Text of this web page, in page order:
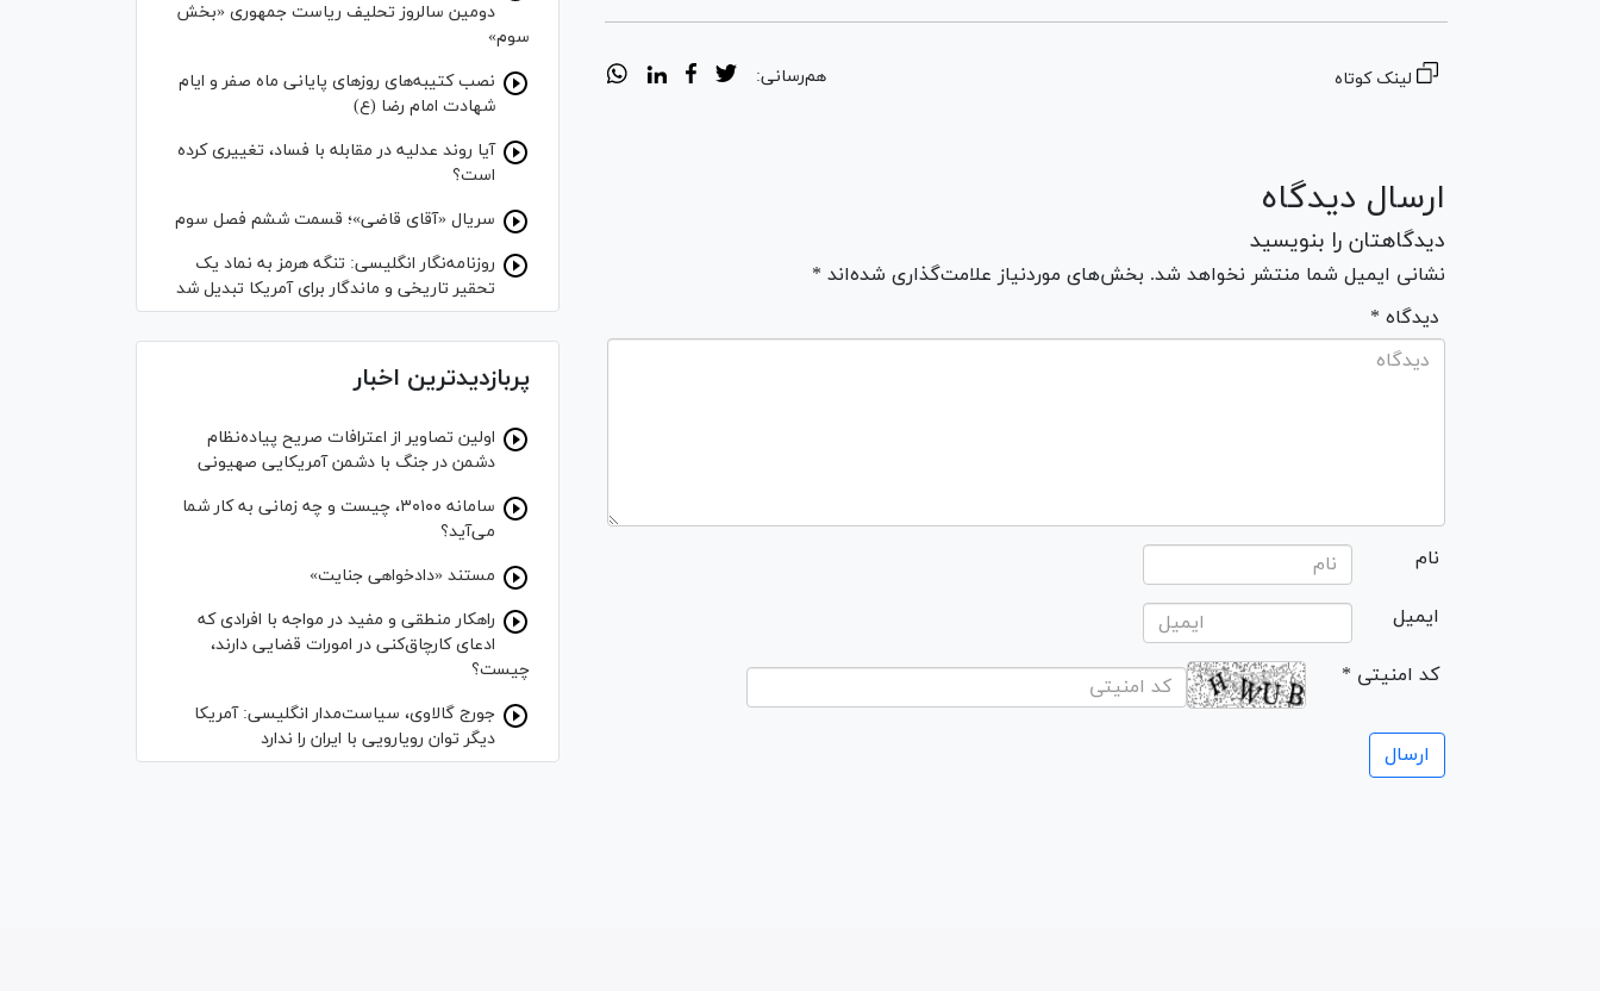
لینک کوتاه هم‌رسانی:
ارسال دیدگاه
دیدگاهتان را بنویسید
نشانی ایمیل شما منتشر نخواهد شد. بخش‌های موردنیاز علامت‌گذاری شده‌اند *
* دیدگاه
نام
ایمیل
* کد امنیتی
دومین سالروز تحلیف ریاست جمهوری «بخش
سوم»
نصب کتیبه‌های روز‌های پایانی ماه صفر و ایام
شهادت امام رضا (ع)
آیا روند عدلیه در مقابله با فساد، تغییری کرده
است؟
سریال «آقای قاضی»؛ قسمت ششم فصل سوم
روزنامه‌نگار انگلیسی: تنگه هرمز به نماد یک
تحقیر تاریخی و ماندگار برای آمریکا تبدیل شد
پربازدیدترین اخبار
اولین تصاویر از اعترافات صریح پیاده‌نظام‌
دشمن در جنگ با دشمن آمریکایی صهیونی
سامانه ۳۰۱۰۰، چیست و چه زمانی به کار شما
می‌آید؟
مستند «دادخواهی جنایت»
راهکار منطقی و مفید در مواجه با افرادی که
ادعای کارچاق‌کنی در امورات قضایی دارند،
چیست؟
جورج گالاوی، سیاست‌مدار انگلیسی: آمریکا
دیگر توان رویارویی با ایران را ندارد